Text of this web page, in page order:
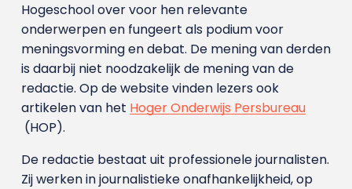
Hogeschool over voor hen relevante
onderwerpen en fungeert als podium voor
meningsvorming en debat. De mening van derden
is daarbij niet noodzakelijk de mening van de
redactie. Op de website vinden lezers ook
artikelen van het Hoger Onderwijs Persbureau
(HOP).
De redactie bestaat uit professionele journalisten.
Zij werken in journalistieke onafhankelijkheid, op